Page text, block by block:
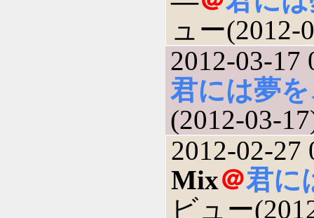
ュー(2012-
2012-03-17
君には夢
(2012-03-
2012-02-27
Mix＠君に
ビュー